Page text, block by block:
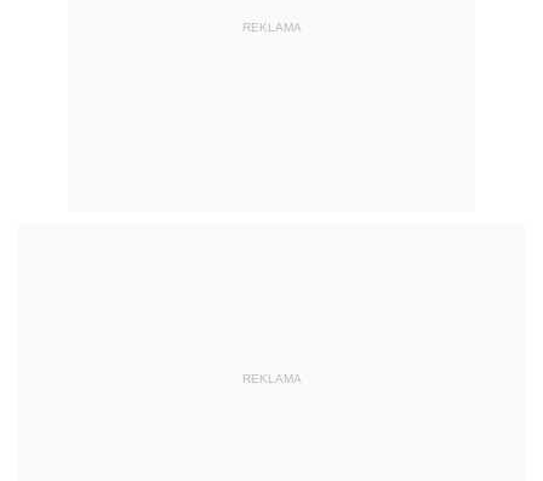
REKLAMA
REKLAMA